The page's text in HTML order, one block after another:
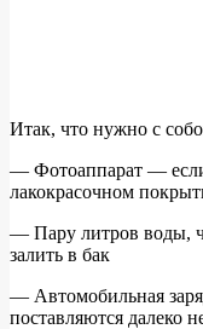
Итак, что нужно с
— Фотоаппарат — если
лакокрасочном
— Пару литров воды,
залить в бак
— Автомобильная
поставляются далеко